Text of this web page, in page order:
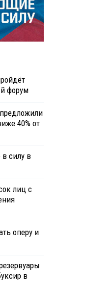
форум
40% от
силу в
лиц с
оперу и
в